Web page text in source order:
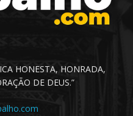
HONESTA, HONRADA,
DE DEUS.”